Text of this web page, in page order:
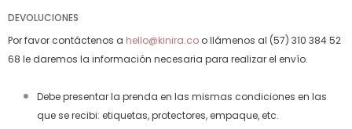
DEVOLUCIONES
Por favor contáctenos a hello@kinira.co o llámenos al (57) 310 384 52
68 le daremos la información necesaria para realizar el envío.
Debe presentar la prenda en las mismas condiciones en las
que se recibi: etiquetas, protectores, empaque, etc.